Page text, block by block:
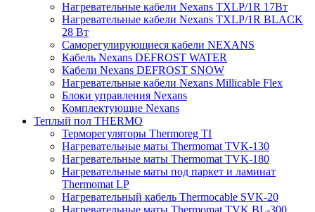
Нагревательные кабели Nexans TXLP/1R 17Вт
Нагревательные кабели Nexans TXLP/1R BLACK
28 Вт
Саморегулирующиеся кабели NEXANS
Кабель Nexans DEFROST WATER
Кабели Nexans DEFROST SNOW
Нагревательные кабели Nexans Millicable Flex
Блоки управления Nexans
Комплектующие Nexans
Теплый пол THERMO
Терморегуляторы Thermoreg TI
Нагревательные маты Thermomat TVK-130
Нагревательные маты Thermomat TVK-180
Нагревательные маты под паркет и ламинат
Thermomat LP
Нагревательный кабель Thermocable SVK-20
Нагревательные маты Thermomat TVK BL-300